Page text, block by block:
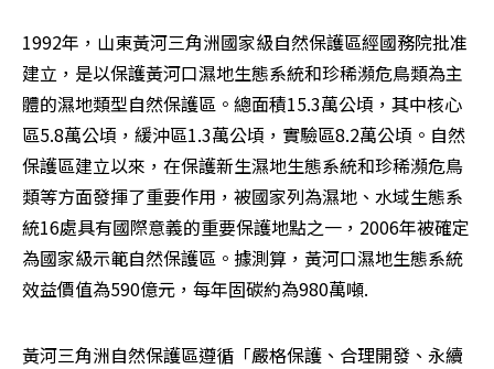
1992年，山東黃河三角洲國家級自然保護區經國務院批准
建立，是以保護黃河口濕地生態系統和珍稀瀕危鳥類為主
體的濕地類型自然保護區。總面積15.3萬公頃，其中核心
區5.8萬公頃，緩沖區1.3萬公頃，實驗區8.2萬公頃。自然
保護區建立以來，在保護新生濕地生態系統和珍稀瀕危鳥
類等方面發揮了重要作用，被國家列為濕地、水域生態系
統16處具有國際意義的重要保護地點之一，2006年被確定
為國家級示範自然保護區。據測算，黃河口濕地生態系統
效益價值為590億元，每年固碳約為980萬噸.
黃河三角洲自然保護區遵循「嚴格保護、合理開發、永續